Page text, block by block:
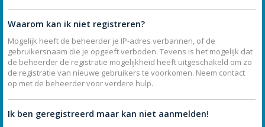
Waarom kan ik niet registreren?
Mogelijk heeft de beheerder je IP-adres verbannen, of de
gebruikersnaam die je opgeeft verboden. Tevens is het mogelijk dat
de beheerder de registratie mogelijkheid heeft uitgeschakeld om zo
de registratie van nieuwe gebruikers te voorkomen. Neem contact
op met de beheerder voor verdere hulp.
Ik ben geregistreerd maar kan niet aanmelden!